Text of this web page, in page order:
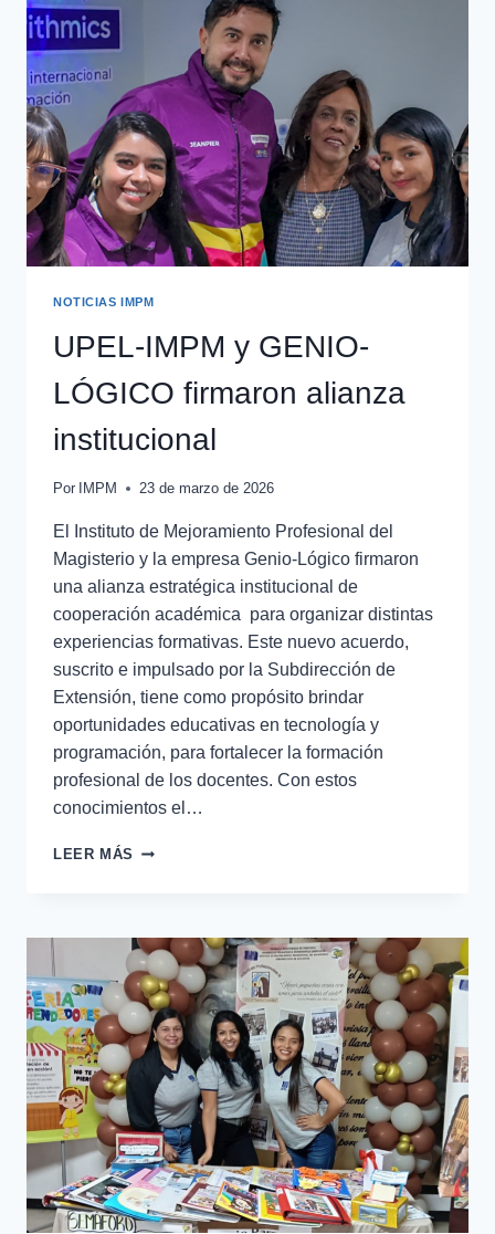
NOTICIAS IMPM
UPEL-IMPM y GENIO-
LÓGICO firmaron alianza
institucional
Por IMPM 23 de marzo de 2026
El Instituto de Mejoramiento Profesional del
Magisterio y la empresa Genio-Lógico firmaron
una alianza estratégica institucional de
cooperación académica para organizar distintas
experiencias formativas. Este nuevo acuerdo,
suscrito e impulsado por la Subdirección de
Extensión, tiene como propósito brindar
oportunidades educativas en tecnología y
programación, para fortalecer la formación
profesional de los docentes. Con estos
conocimientos el…
LEER MÁS